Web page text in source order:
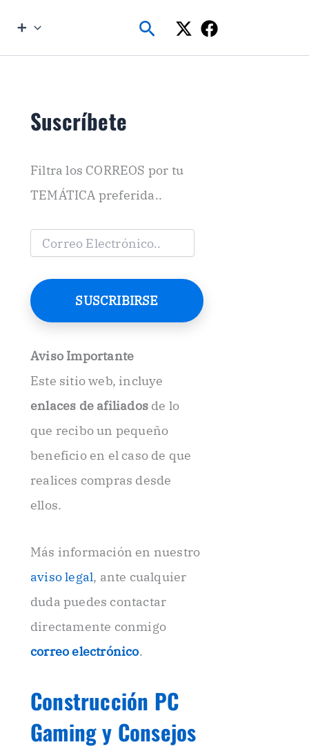
➕ Buscar
Suscríbete
Filtra los CORREOS por tu
TEMÁTICA preferida..
C
e
o
E
c
t
r
ó
i
o
.
SUSCRIBIRSE
Aviso Importante
Este sitio web, incluye
enlaces de afiliados de lo
que recibo un pequeño
beneficio en el caso de que
realices compras desde
ellos.
Más información en nuestro
aviso legal, ante cualquier
duda puedes contactar
directamente conmigo
correo electrónico.
Construcción PC
Gaming y Consejos